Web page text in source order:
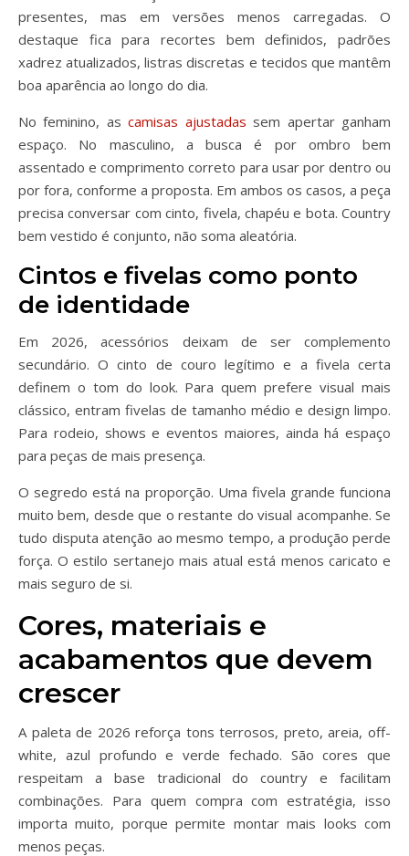
presentes, mas em versões menos carregadas. O
destaque fica para recortes bem definidos, padrões
xadrez atualizados, listras discretas e tecidos que mantêm
boa aparência ao longo do dia.
No feminino, ascamisas ajustadas sem apertar ganham
espaço. No masculino, a busca é por ombro bem
assentado e comprimento correto para usar por dentro ou
por fora, conforme a proposta. Em ambos os casos, a peça
precisa conversar com cinto, fivela, chapéu e bota. Country
bem vestido é conjunto, não soma aleatória.
Cintos e fivelas como ponto
de identidade
Em 2026, acessórios deixam de ser complemento
secundário. O cinto de couro legítimo e a fivela certa
definem o tom do look. Para quem prefere visual mais
clássico, entram fivelas de tamanho médio e design limpo.
Para rodeio, shows e eventos maiores, ainda há espaço
para peças de mais presença.
O segredo está na proporção. Uma fivela grande funciona
muito bem, desde que o restante do visual acompanhe. Se
tudo disputa atenção ao mesmo tempo, a produção perde
força. O estilo sertanejo mais atual está menos caricato e
mais seguro de si.
Cores, materiais e
acabamentos que devem
crescer
A paleta de 2026 reforça tons terrosos, preto, areia, off-
white, azul profundo e verde fechado. São cores que
respeitam a base tradicional do country e facilitam
combinações. Para quem compra com estratégia, isso
importa muito, porque permite montar mais looks com
menos peças.